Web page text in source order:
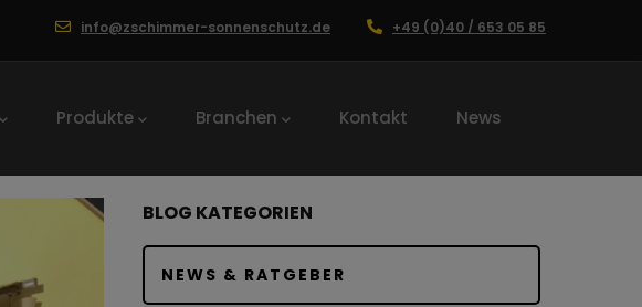
info@zschimmer-sonnenschutz.de +49 (0)40 / 653 05 85
Produkte Branchen Kontakt News
BLOG KATEGORIEN
NEWS & RATGEBER